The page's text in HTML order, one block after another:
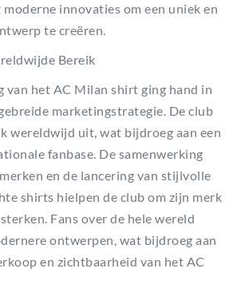
innovaties om een uniek en
te creëren.
Bereik
van het AC Milan shirt ging hand in
marketingstrategie. De club
wereldwijd uit, wat bijdroeg aan een
fanbase. De samenwerking
en de lancering van stijlvolle
shirts hielpen de club om zijn merk
Fans over de hele wereld
ontwerpen, wat bijdroeg aan
en zichtbaarheid van het AC